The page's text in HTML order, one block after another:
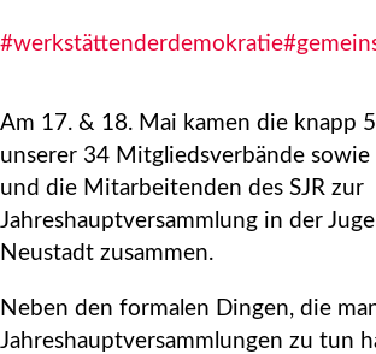
#werkstättenderdemokratie
Am 17. & 18. Mai kamen die knapp
unserer 34 Mitgliedsverbände sowie
und die Mitarbeitenden des SJR zur
Jahreshauptversammlung in der
Neustadt zusammen.
Neben den formalen Dingen, die
Jahreshauptversammlungen zu tun